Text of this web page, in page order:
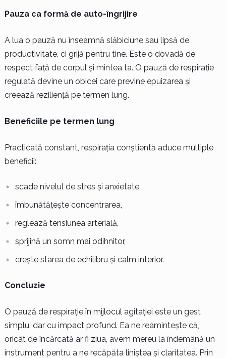
Pauza ca formă de auto-îngrijire
A lua o pauză nu înseamnă slăbiciune sau lipsă de
productivitate, ci grijă pentru tine. Este o dovadă de
respect față de corpul și mintea ta. O pauză de respirație
regulată devine un obicei care previne epuizarea și
creează reziliență pe termen lung.
Beneficiile pe termen lung
Practicată constant, respirația conștientă aduce multiple
beneficii:
scade nivelul de stres și anxietate,
îmbunătățește concentrarea,
reglează tensiunea arterială,
sprijină un somn mai odihnitor,
crește starea de echilibru și calm interior.
Concluzie
O pauză de respirație în mijlocul agitației este un gest
simplu, dar cu impact profund. Ea ne reamintește că,
oricât de încărcată ar fi ziua, avem mereu la îndemână un
instrument pentru a ne recăpăta liniștea și claritatea. Prin